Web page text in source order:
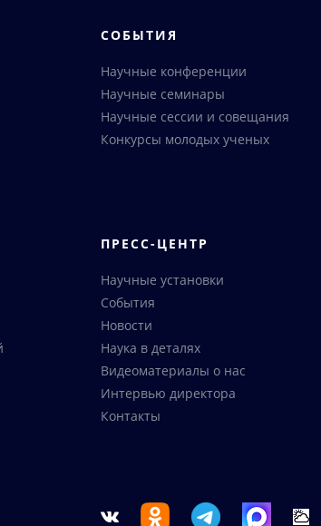
СОБЫТИЯ
Научные конференции
Научные семинары
Научные сессии и совещания
Конкурсы молодых ученых
ПРЕСС-ЦЕНТР
Научные установки
События
Новости
Наука в деталях
Видеоматериалы о нас
Интервью директора
Контакты